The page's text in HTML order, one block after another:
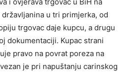
u tri primjerka, od
trgovac daje kupcu, a drugu
dokumentaciji. Kupac strani
pravo na povrat poreza na
je pri napuštanju carinskog